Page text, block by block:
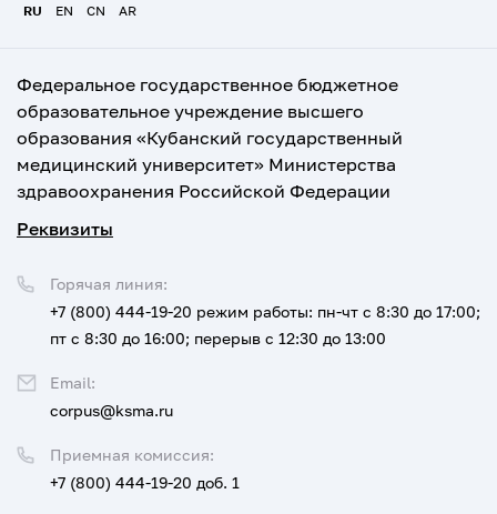
RU EN CN AR
Федеральное государственное бюджетное
образовательное учреждение высшего
образования «Кубанский государственный
медицинский университет» Министерства
здравоохранения Российской Федерации
Реквизиты
Приемная комиссия:
+7 (800) 444-19-20 доб. 1
Горячая линия:
+7 (800) 444-19-20 режим работы: пн-чт с 8:30 до 17:00;
пт с 8:30 до 16:00; перерыв с 12:30 до 13:00
Email:
corpus@ksma.ru